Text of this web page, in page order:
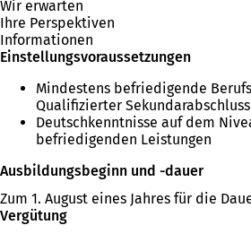
Wir erwarten
Ihre Perspektiven
Informationen
Einstellungsvoraussetzungen
Mindestens befriedigende
Qualifizierter Sekundarabschluss
Deutschkenntnisse auf dem
befriedigenden Leistungen
Ausbildungsbeginn und -dauer
Zum 1. August eines Jahres für die
Vergütung